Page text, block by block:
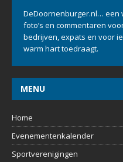
DeDoornenburger.nl… een
foto’s en commentaren
bedrijven, expats en voor
warm hart toedraagt.
MENU
Home
Evenementenkalender
Sportverenigingen